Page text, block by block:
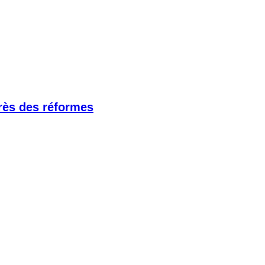
des réformes